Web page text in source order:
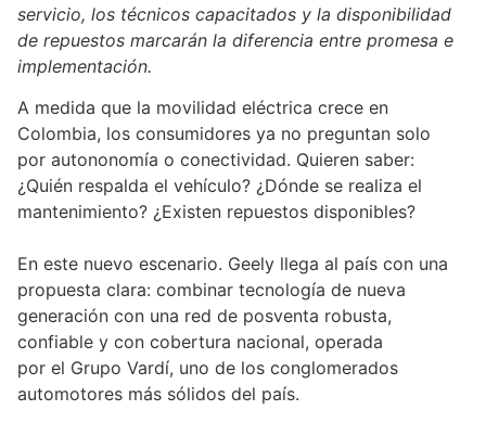
servicio, los técnicos capacitados y la disponibilidad
de repuestos marcarán la diferencia entre promesa e
implementación.
A medida que la movilidad eléctrica crece en
Colombia, los consumidores ya no preguntan solo
por autononomía o conectividad. Quieren saber:
¿Quién respalda el vehículo? ¿Dónde se realiza el
mantenimiento? ¿Existen repuestos disponibles?
En este nuevo escenario. Geely llega al país con una
propuesta clara: combinar tecnología de nueva
generación con una red de posventa robusta,
confiable y con cobertura nacional, operada
por el Grupo Vardí, uno de los conglomerados
automotores más sólidos del país.